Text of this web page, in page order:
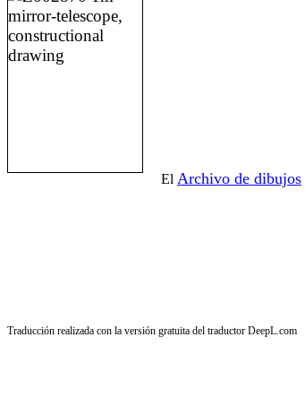
El Archivo de dibujos
Traducción realizada con la versión gratuita del traductor DeepL.com